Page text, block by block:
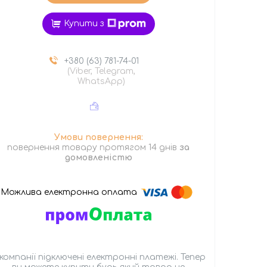
Купити з
+380 (63) 781-74-01
(Viber, Telegram,
WhatsApp)
повернення товару протягом 14 днів за
домовленістю
підключені електронні платежі. Тепер